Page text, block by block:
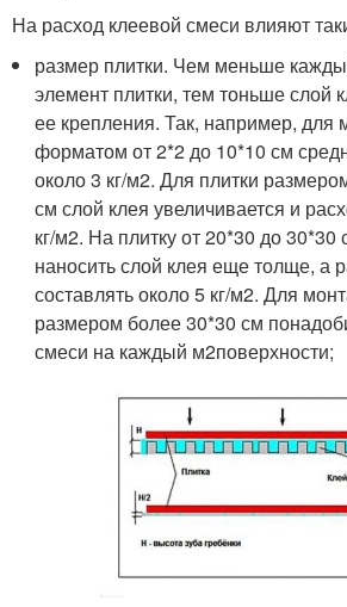
На расход клеевой смеси влияют
размер плитки. Чем меньше
элемент плитки, тем тоньше слой
ее крепления. Так, например, для
форматом от 2*2 до 10*10 см
около 3 кг/м2. Для плитки
см слой клея увеличивается и
кг/м2. На плитку от 20*30 до
наносить слой клея еще толще, а
составлять около 5 кг/м2. Для
размером более 30*30 см
смеси на каждый м2поверхности;